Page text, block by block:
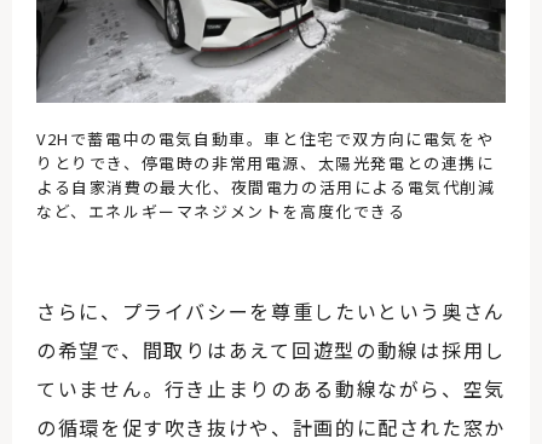
V2Hで蓄電中の電気自動車。車と住宅で双方向に電気をや
りとりでき、停電時の非常用電源、太陽光発電との連携に
よる自家消費の最大化、夜間電力の活用による電気代削減
など、エネルギーマネジメントを高度化できる
さらに、プライバシーを尊重したいという奥さん
の希望で、間取りはあえて回遊型の動線は採用し
ていません。行き止まりのある動線ながら、空気
の循環を促す吹き抜けや、計画的に配された窓か